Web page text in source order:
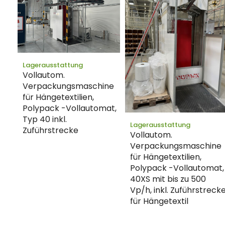
Lagerausstattung
Vollautom.
Verpackungsmaschine
für Hängetextilien,
Polypack -Vollautomat,
Typ 40 inkl.
Zuführstrecke
Lagerausstattung
Vollautom.
Verpackungsmaschine
für Hängetextilien,
Polypack -Vollautomat,
40XS mit bis zu 500
Vp/h, inkl.
für Hängetextil